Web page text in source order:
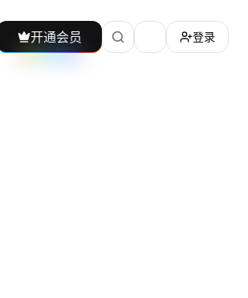
开通会员 加载主题切换
登录